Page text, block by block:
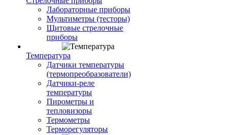
Лабораторные приборы
Мультиметры (тесторы)
Щитовые стрелочные
приборы
Температура
Датчики температуры
(термопреобразователи)
Датчики-реле
температуры
Пирометры и
тепловизоры
Термометры
Терморегуляторы